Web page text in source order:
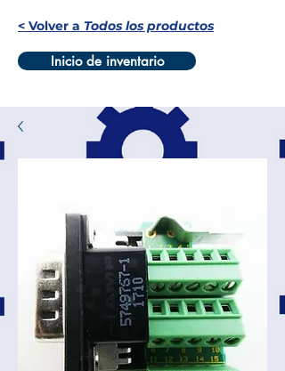
< Volver a Todos los productos
Inicio de inventario